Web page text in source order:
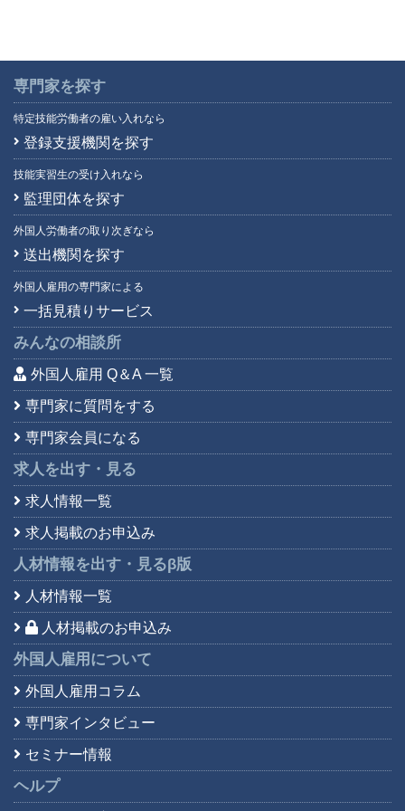
専門家を探す
特定技能労働者の雇い入れなら
登録支援機関を探す
技能実習生の受け入れなら
監理団体を探す
外国人労働者の取り次ぎなら
送出機関を探す
外国人雇用の専門家による
一括見積りサービス
みんなの相談所
外国人雇用 Q＆A 一覧
専門家に質問をする
専門家会員になる
求人を出す・見る
求人情報一覧
求人掲載のお申込み
人材情報を出す・見るβ版
人材情報一覧
人材掲載のお申込み
外国人雇用について
外国人雇用コラム
専門家インタビュー
セミナー情報
ヘルプ